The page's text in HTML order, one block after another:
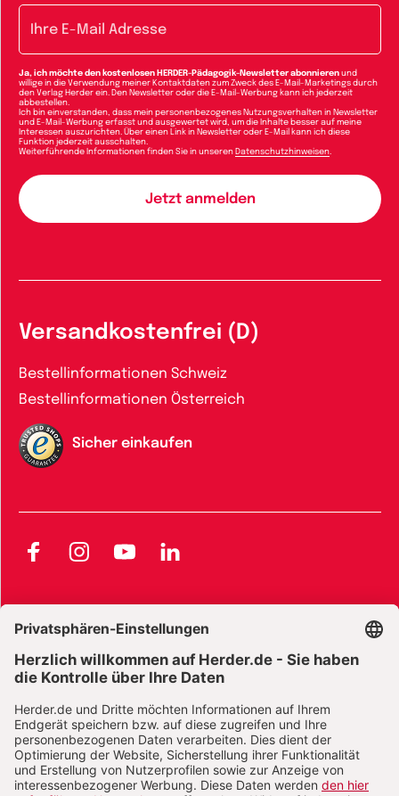
Ja, ich möchte den kostenlosen HERDER-Pädagogik-Newsletter abonnieren und
willige in die Verwendung meiner Kontaktdaten zum Zweck des E-Mail-Marketings durch
den Verlag Herder ein. Den Newsletter oder die E-Mail-Werbung kann ich jederzeit
abbestellen.
Ich bin einverstanden, dass mein personenbezogenes Nutzungsverhalten in Newsletter
und E-Mail-Werbung erfasst und ausgewertet wird, um die Inhalte besser auf meine
Interessen auszurichten. Über einen Link in Newsletter oder E-Mail kann ich diese
Funktion jederzeit ausschalten.
Weiterführende Informationen finden Sie in unseren Datenschutzhinweisen.
Versandkostenfrei (D)
Bestellinformationen Schweiz
Bestellinformationen Österreich
Sicher einkaufen
FacebookInstagramYouTubeLinkedIn
Widerrufsbelehrung E-Books
Widerrufsbelehrung Zeitschriften Datenschutz
Datenschutz Social Media Barrierefreiheit
Vertrag widerrufen